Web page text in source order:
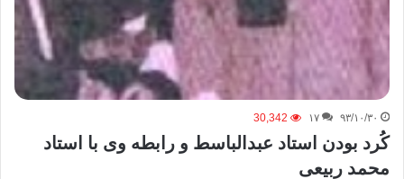
۹۳/۱۰/۳۰ ۱۷ 30,342
کُرد بودن استاد عبدالباسط و رابطه وی با استاد
محمد ربیعی